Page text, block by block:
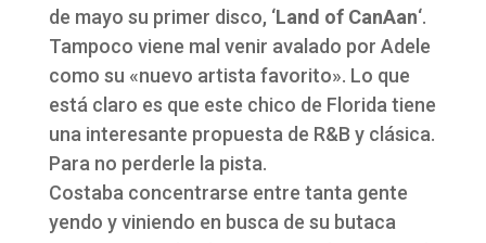
de mayo su primer disco, ‘Land of CanAan‘.
Tampoco viene mal venir avalado por Adele
como su «nuevo artista favorito». Lo que
está claro es que este chico de Florida tiene
una interesante propuesta de R&B y clásica.
Para no perderle la pista.
Costaba concentrarse entre tanta gente
yendo y viniendo en busca de su butaca